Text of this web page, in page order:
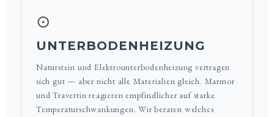
⊙
UNTERBODENHEIZUNG
Naturstein und Elektrounterbodenheizung vertragen
sich gut — aber nicht alle Materialien gleich. Marmor
und Travertin reagieren empfindlicher auf starke
Temperaturschwankungen. Wir beraten welches